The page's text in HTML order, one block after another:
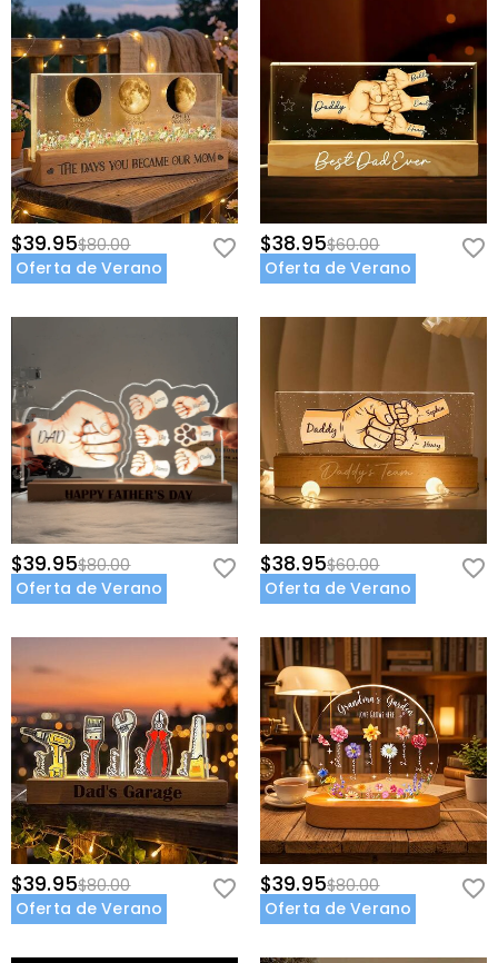
$39.95$80.00
Oferta de Verano
$38.95$60.00
Oferta de Verano
$39.95$80.00
Oferta de Verano
$38.95$60.00
Oferta de Verano
$39.95$80.00
Oferta de Verano
$39.95$80.00
Oferta de Verano